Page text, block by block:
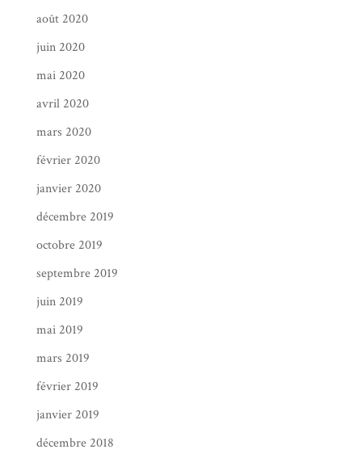
août 2020
juin 2020
mai 2020
avril 2020
mars 2020
février 2020
janvier 2020
décembre 2019
octobre 2019
septembre 2019
juin 2019
mai 2019
mars 2019
février 2019
janvier 2019
décembre 2018